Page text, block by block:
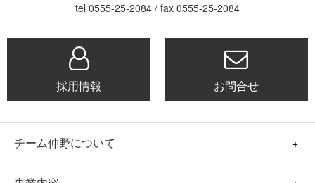
tel 0555-25-2084 / fax 0555-25-2084
採用情報 お問合せ
チーム仲野について